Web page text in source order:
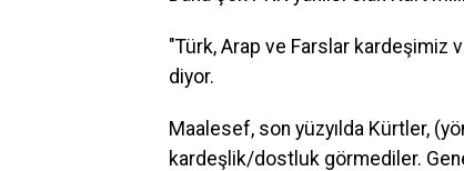
"Türk, Arap ve Farslar kardeşimiz
diyor.
Maalesef, son yüzyılda Kürtler,
kardeşlik/dostluk görmediler.